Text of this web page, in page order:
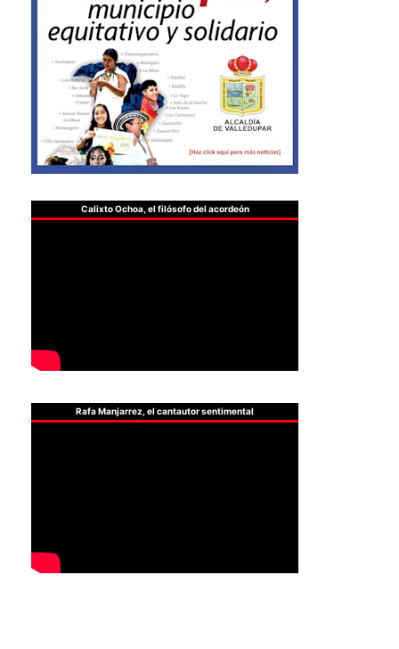
Calixto Ochoa, el filósofo del acordeón
Rafa Manjarrez, el cantautor sentimental